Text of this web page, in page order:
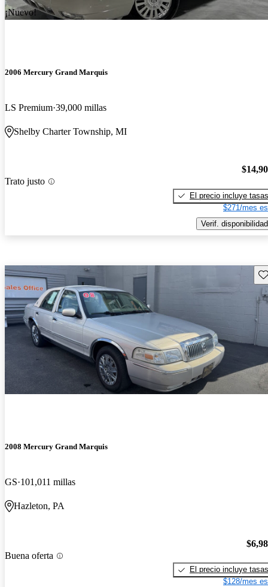
¡Nuevo!
2006 Mercury Grand Marquis
LS Premium 39,000 millas
Shelby Charter Township, MI
Trato justo
El precio incluye tasas
$271/mes
Verif. disponibilidad
2008 Mercury Grand Marquis
GS 101,011 millas
Hazleton, PA
Buena oferta
El precio incluye tasas
$128/mes